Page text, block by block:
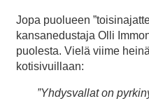
Jopa puolueen
kansanedustaja Olli
puolesta. Vielä viime
kotisivuillaan:
”Yhdysvallat on